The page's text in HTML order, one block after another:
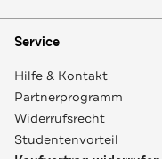
Service
Hilfe & Kontakt
Partnerprogramm
Widerrufsrecht
Studentenvorteil